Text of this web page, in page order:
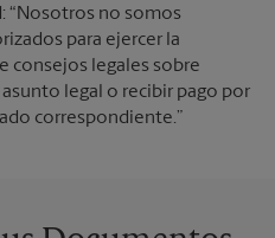
“Nosotros no somos
para ejercer la
consejos legales sobre
legal o recibir pago por
correspondiente.”